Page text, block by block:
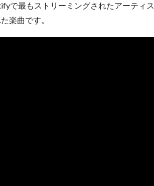
で最もストリーミングされたアーティ
楽曲です。